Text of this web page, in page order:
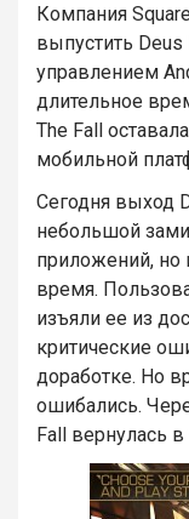
Компания
выпустить Deus
управлением
длительное
The Fall
мобильной
Сегодня выход
небольшой
приложений, но
время.
изъяли ее из
критические
доработке. Но
ошибались.
Fall вернулась в